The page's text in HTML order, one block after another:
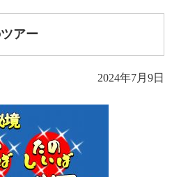
アー
2024年7月9日